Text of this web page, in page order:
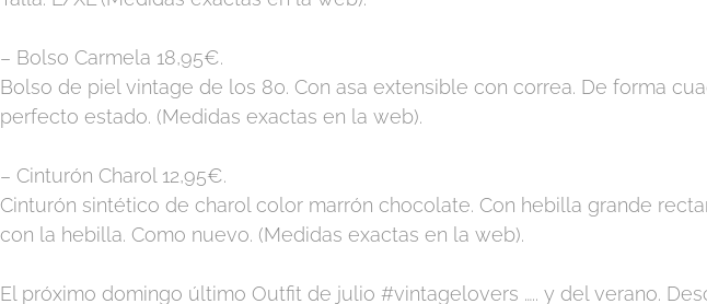
– Bolso Carmela 18,95€.
Bolso de piel vintage de los 80. Con asa extensible con correa. De forma
perfecto estado. (Medidas exactas en la web).
– Cinturón Charol 12,95€.
Cinturón sintético de charol color marrón chocolate. Con hebilla grande
con la hebilla. Como nuevo. (Medidas exactas en la web).
El próximo domingo último Outfit de julio #vintagelovers ….. y del verano.